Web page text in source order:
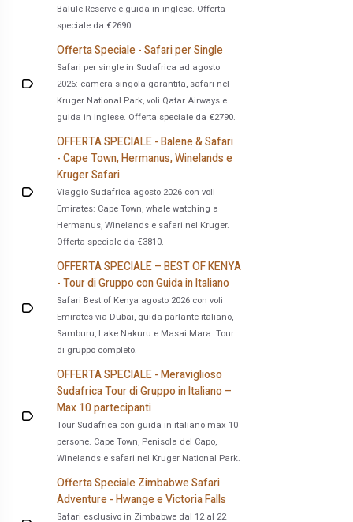
Balule Reserve e guida in inglese. Offerta
speciale da €2690.
Offerta Speciale - Safari per Single
Safari per single in Sudafrica ad agosto
2026: camera singola garantita, safari nel
Kruger National Park, voli Qatar Airways e
guida in inglese. Offerta speciale da €2790.
OFFERTA SPECIALE - Balene & Safari
- Cape Town, Hermanus, Winelands e
Kruger Safari
Viaggio Sudafrica agosto 2026 con voli
Emirates: Cape Town, whale watching a
Hermanus, Winelands e safari nel Kruger.
Offerta speciale da €3810.
OFFERTA SPECIALE – BEST OF KENYA
- Tour di Gruppo con Guida in Italiano
Safari Best of Kenya agosto 2026 con voli
Emirates via Dubai, guida parlante italiano,
Samburu, Lake Nakuru e Masai Mara. Tour
di gruppo completo.
OFFERTA SPECIALE - Meraviglioso
Sudafrica Tour di Gruppo in Italiano –
Max 10 partecipanti
Tour Sudafrica con guida in italiano max 10
persone. Cape Town, Penisola del Capo,
Winelands e safari nel Kruger National Park.
Offerta Speciale Zimbabwe Safari
Adventure - Hwange e Victoria Falls
Safari esclusivo in Zimbabwe dal 12 al 22